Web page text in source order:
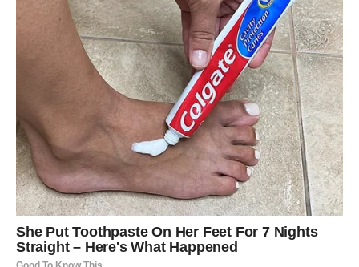
Ne zatvarajte vrata prije nego što čujete šta druga strana
ima reći.
JARAC
Vrijeme liječi, ali i spaja
Jarčevi bi mogli shvatiti da su i oni i bivši partner prošli
kroz važne promjene.
Upravo zbog toga sada postoji mnogo više šansi za
razumijevanje nego ranije.